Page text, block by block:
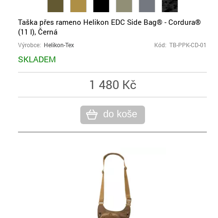
Taška přes rameno Helikon EDC Side Bag® - Cordura®
(11 l), Černá
Výrobce: Helikon-Tex Kód: TB-PPK-CD-01
SKLADEM
1 480 Kč
do koše